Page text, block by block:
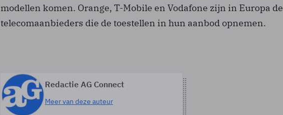
modellen komen. Orange, T-Mobile en Vodafone zijn in Europa de
telecomaanbieders die de toestellen in hun aanbod opnemen.
Redactie AG Connect
Meer van deze auteur